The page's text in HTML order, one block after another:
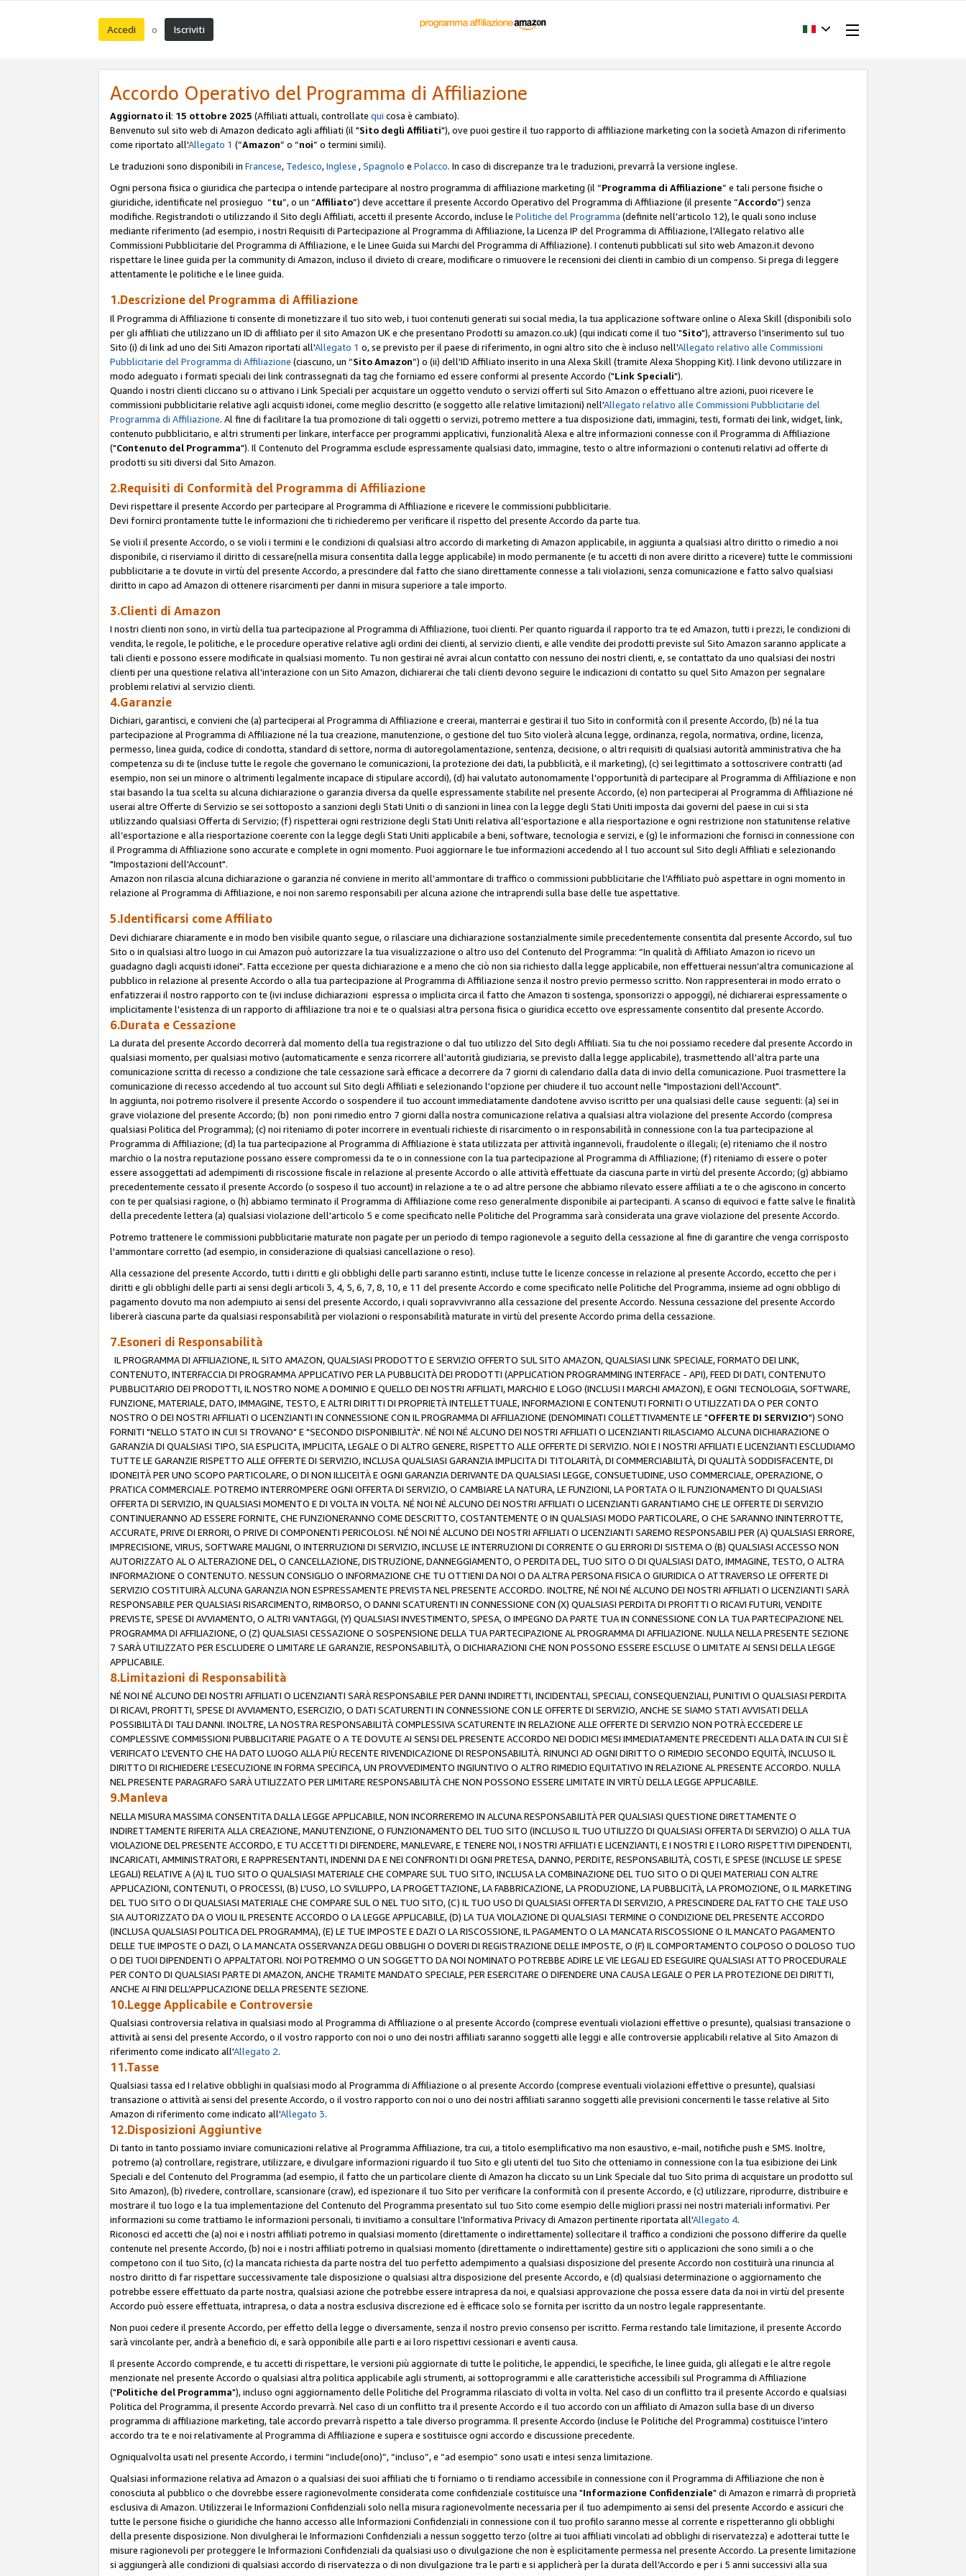
Accedi o Iscriviti
Accordo Operativo del Programma di Affiliazione
Aggiornato il: 15 ottobre 2025 (Affiliati attuali, controllate qui cosa è cambiato).
Benvenuto sul sito web di Amazon dedicato agli affiliati (il "Sito degli Affiliati"), ove puoi gestire il tuo rapporto di affiliazione marketing con la società Amazon di riferimento
come riportato all'Allegato 1 (“Amazon” o “noi” o termini simili).
Le traduzioni sono disponibili in Francese, Tedesco,Inglese ,Spagnolo e Polacco. In caso di discrepanze tra le traduzioni, prevarrà la versione inglese.
Ogni persona fisica o giuridica che partecipa o intende partecipare al nostro programma di affiliazione marketing (il “Programma di Affiliazione” e tali persone fisiche o
giuridiche, identificate nel prosieguo “tu”, o un “Affiliato”) deve accettare il presente Accordo Operativo del Programma di Affiliazione (il presente “Accordo”) senza
modifiche. Registrandoti o utilizzando il Sito degli Affiliati, accetti il presente Accordo, incluse le Politiche del Programma (definite nell'articolo 12), le quali sono incluse
mediante riferimento (ad esempio, i nostri Requisiti di Partecipazione al Programma di Affiliazione, la Licenza IP del Programma di Affiliazione, l'Allegato relativo alle
Commissioni Pubblicitarie del Programma di Affiliazione, e le Linee Guida sui Marchi del Programma di Affiliazione). I contenuti pubblicati sul sito web Amazon.it devono
rispettare le linee guida per la community di Amazon, incluso il divieto di creare, modificare o rimuovere le recensioni dei clienti in cambio di un compenso. Si prega di leggere
attentamente le politiche e le linee guida.
1.Descrizione del Programma di Affiliazione
Il Programma di Affiliazione ti consente di monetizzare il tuo sito web, i tuoi contenuti generati sui social media, la tua applicazione software online o Alexa Skill (disponibili solo
per gli affiliati che utilizzano un ID di affiliato per il sito Amazon UK e che presentano Prodotti su amazon.co.uk) (qui indicati come il tuo "Sito"), attraverso l'inserimento sul tuo
Sito (i) di link ad uno dei Siti Amazon riportati all'Allegato 1 o, se previsto per il paese di riferimento, in ogni altro sito che è incluso nell'Allegato relativo alle Commissioni
Pubblicitarie del Programma di Affiliazione (ciascuno, un “Sito Amazon”) o (ii) dell'ID Affiliato inserito in una Alexa Skill (tramite Alexa Shopping Kit). I link devono utilizzare in
modo adeguato i formati speciali dei link contrassegnati da tag che forniamo ed essere conformi al presente Accordo ("Link Speciali").
Quando i nostri clienti cliccano su o attivano i Link Speciali per acquistare un oggetto venduto o servizi offerti sul Sito Amazon o effettuano altre azioni, puoi ricevere le
commissioni pubblicitarie relative agli acquisti idonei, come meglio descritto (e soggetto alle relative limitazioni) nell'Allegato relativo alle Commissioni Pubblicitarie del
Programma di Affiliazione. Al fine di facilitare la tua promozione di tali oggetti o servizi, potremo mettere a tua disposizione dati, immagini, testi, formati dei link, widget, link,
contenuto pubblicitario, e altri strumenti per linkare, interfacce per programmi applicativi, funzionalità Alexa e altre informazioni connesse con il Programma di Affiliazione
("Contenuto del Programma"). Il Contenuto del Programma esclude espressamente qualsiasi dato, immagine, testo o altre informazioni o contenuti relativi ad offerte di
prodotti su siti diversi dal Sito Amazon.
2.Requisiti di Conformità del Programma di Affiliazione
Devi rispettare il presente Accordo per partecipare al Programma di Affiliazione e ricevere le commissioni pubblicitarie.
Devi fornirci prontamente tutte le informazioni che ti richiederemo per verificare il rispetto del presente Accordo da parte tua.
Se violi il presente Accordo, o se violi i termini e le condizioni di qualsiasi altro accordo di marketing di Amazon applicabile, in aggiunta a qualsiasi altro diritto o rimedio a noi
disponibile, ci riserviamo il diritto di cessare(nella misura consentita dalla legge applicabile) in modo permanente (e tu accetti di non avere diritto a ricevere) tutte le commissioni
pubblicitarie a te dovute in virtù del presente Accordo, a prescindere dal fatto che siano direttamente connesse a tali violazioni, senza comunicazione e fatto salvo qualsiasi
diritto in capo ad Amazon di ottenere risarcimenti per danni in misura superiore a tale importo.
3.Clienti di Amazon
I nostri clienti non sono, in virtù della tua partecipazione al Programma di Affiliazione, tuoi clienti. Per quanto riguarda il rapporto tra te ed Amazon, tutti i prezzi, le condizioni di
vendita, le regole, le politiche, e le procedure operative relative agli ordini dei clienti, al servizio clienti, e alle vendite dei prodotti previste sul Sito Amazon saranno applicate a
tali clienti e possono essere modificate in qualsiasi momento. Tu non gestirai né avrai alcun contatto con nessuno dei nostri clienti, e, se contattato da uno qualsiasi dei nostri
clienti per una questione relativa all'interazione con un Sito Amazon, dichiarerai che tali clienti devono seguire le indicazioni di contatto su quel Sito Amazon per segnalare
problemi relativi al servizio clienti.
4.Garanzie
Dichiari, garantisci, e convieni che (a) parteciperai al Programma di Affiliazione e creerai, manterrai e gestirai il tuo Sito in conformità con il presente Accordo, (b) né la tua
partecipazione al Programma di Affiliazione né la tua creazione, manutenzione, o gestione del tuo Sito violerà alcuna legge, ordinanza, regola, normativa, ordine, licenza,
permesso, linea guida, codice di condotta, standard di settore, norma di autoregolamentazione, sentenza, decisione, o altri requisiti di qualsiasi autorità amministrativa che ha
competenza su di te (incluse tutte le regole che governano le comunicazioni, la protezione dei dati, la pubblicità, e il marketing), (c) sei legittimato a sottoscrivere contratti (ad
esempio, non sei un minore o altrimenti legalmente incapace di stipulare accordi), (d) hai valutato autonomamente l'opportunità di partecipare al Programma di Affiliazione e non
stai basando la tua scelta su alcuna dichiarazione o garanzia diversa da quelle espressamente stabilite nel presente Accordo, (e) non parteciperai al Programma di Affiliazione né
userai altre Offerte di Servizio se sei sottoposto a sanzioni degli Stati Uniti o di sanzioni in linea con la legge degli Stati Uniti imposta dai governi del paese in cui si sta
utilizzando qualsiasi Offerta di Servizio; (f) rispetterai ogni restrizione degli Stati Uniti relativa all'esportazione e alla riesportazione e ogni restrizione non statunitense relative
all’esportazione e alla riesportazione coerente con la legge degli Stati Uniti applicabile a beni, software, tecnologia e servizi, e (g) le informazioni che fornisci in connessione con
il Programma di Affiliazione sono accurate e complete in ogni momento. Puoi aggiornare le tue informazioni accedendo al l tuo account sul Sito degli Affiliati e selezionando
"Impostazioni dell'Account".
Amazon non rilascia alcuna dichiarazione o garanzia né conviene in merito all'ammontare di traffico o commissioni pubblicitarie che l'Affiliato può aspettare in ogni momento in
relazione al Programma di Affiliazione, e noi non saremo responsabili per alcuna azione che intraprendi sulla base delle tue aspettative.
5.Identificarsi come Affiliato
Devi dichiarare chiaramente e in modo ben visibile quanto segue, o rilasciare una dichiarazione sostanzialmente simile precedentemente consentita dal presente Accordo, sul tuo
Sito o in qualsiasi altro luogo in cui Amazon può autorizzare la tua visualizzazione o altro uso del Contenuto del Programma: “In qualità di Affiliato Amazon io ricevo un
guadagno dagli acquisti idonei". Fatta eccezione per questa dichiarazione e a meno che ciò non sia richiesto dalla legge applicabile, non effettuerai nessun’altra comunicazione al
pubblico in relazione al presente Accordo o alla tua partecipazione al Programma di Affiliazione senza il nostro previo permesso scritto. Non rappresenterai in modo errato o
enfatizzerai il nostro rapporto con te (ivi incluse dichiarazioni espressa o implicita circa il fatto che Amazon ti sostenga, sponsorizzi o appoggi), né dichiarerai espressamente o
implicitamente l'esistenza di un rapporto di affiliazione tra noi e te o qualsiasi altra persona fisica o giuridica eccetto ove espressamente consentito dal presente Accordo.
6.Durata e Cessazione
La durata del presente Accordo decorrerà dal momento della tua registrazione o dal tuo utilizzo del Sito degli Affiliati. Sia tu che noi possiamo recedere dal presente Accordo in
qualsiasi momento, per qualsiasi motivo (automaticamente e senza ricorrere all'autorità giudiziaria, se previsto dalla legge applicabile), trasmettendo all'altra parte una
comunicazione scritta di recesso a condizione che tale cessazione sarà efficace a decorrere da 7 giorni di calendario dalla data di invio della comunicazione. Puoi trasmettere la
comunicazione di recesso accedendo al tuo account sul Sito degli Affiliati e selezionando l'opzione per chiudere il tuo account nelle "Impostazioni dell'Account".
In aggiunta, noi potremo risolvere il presente Accordo o sospendere il tuo account immediatamente dandotene avviso iscritto per una qualsiasi delle cause seguenti: (a) sei in
grave violazione del presente Accordo; (b) non poni rimedio entro 7 giorni dalla nostra comunicazione relativa a qualsiasi altra violazione del presente Accordo (compresa
qualsiasi Politica del Programma); (c) noi riteniamo di poter incorrere in eventuali richieste di risarcimento o in responsabilità in connessione con la tua partecipazione al
Programma di Affiliazione; (d) la tua partecipazione al Programma di Affiliazione è stata utilizzata per attività ingannevoli, fraudolente o illegali; (e) riteniamo che il nostro
marchio o la nostra reputazione possano essere compromessi da te o in connessione con la tua partecipazione al Programma di Affiliazione; (f) riteniamo di essere o poter
essere assoggettati ad adempimenti di riscossione fiscale in relazione al presente Accordo o alle attività effettuate da ciascuna parte in virtù del presente Accordo; (g) abbiamo
precedentemente cessato il presente Accordo (o sospeso il tuo account) in relazione a te o ad altre persone che abbiamo rilevato essere affiliati a te o che agiscono in concerto
con te per qualsiasi ragione, o (h) abbiamo terminato il Programma di Affiliazione come reso generalmente disponibile ai partecipanti. A scanso di equivoci e fatte salve le finalità
della precedente lettera (a) qualsiasi violazione dell'articolo 5 e come specificato nelle Politiche del Programma sarà considerata una grave violazione del presente Accordo.
Potremo trattenere le commissioni pubblicitarie maturate non pagate per un periodo di tempo ragionevole a seguito della cessazione al fine di garantire che venga corrisposto
l'ammontare corretto (ad esempio, in considerazione di qualsiasi cancellazione o reso).
Alla cessazione del presente Accordo, tutti i diritti e gli obblighi delle parti saranno estinti, incluse tutte le licenze concesse in relazione al presente Accordo, eccetto che per i
diritti e gli obblighi delle parti ai sensi degli articoli 3, 4, 5, 6, 7, 8, 10, e 11 del presente Accordo e come specificato nelle Politiche del Programma, insieme ad ogni obbligo di
pagamento dovuto ma non adempiuto ai sensi del presente Accordo, i quali sopravvivranno alla cessazione del presente Accordo. Nessuna cessazione del presente Accordo
libererà ciascuna parte da qualsiasi responsabilità per violazioni o responsabilità maturate in virtù del presente Accordo prima della cessazione.
7.Esoneri di Responsabilità
IL PROGRAMMA DI AFFILIAZIONE, IL SITO AMAZON, QUALSIASI PRODOTTO E SERVIZIO OFFERTO SUL SITO AMAZON, QUALSIASI LINK SPECIALE, FORMATO DEI LINK,
CONTENUTO, INTERFACCIA DI PROGRAMMA APPLICATIVO PER LA PUBBLICITÀ DEI PRODOTTI (APPLICATION PROGRAMMING INTERFACE - API), FEED DI DATI, CONTENUTO
PUBBLICITARIO DEI PRODOTTI, IL NOSTRO NOME A DOMINIO E QUELLO DEI NOSTRI AFFILIATI, MARCHIO E LOGO (INCLUSI I MARCHI AMAZON), E OGNI TECNOLOGIA, SOFTWARE,
FUNZIONE, MATERIALE, DATO, IMMAGINE, TESTO, E ALTRI DIRITTI DI PROPRIETÀ INTELLETTUALE, INFORMAZIONI E CONTENUTI FORNITI O UTILIZZATI DA O PER CONTO
NOSTRO O DEI NOSTRI AFFILIATI O LICENZIANTI IN CONNESSIONE CON IL PROGRAMMA DI AFFILIAZIONE (DENOMINATI COLLETTIVAMENTE LE "OFFERTE DI SERVIZIO") SONO
FORNITI "NELLO STATO IN CUI SI TROVANO" E "SECONDO DISPONIBILITÀ". NÉ NOI NÉ ALCUNO DEI NOSTRI AFFILIATI O LICENZIANTI RILASCIAMO ALCUNA DICHIARAZIONE O
GARANZIA DI QUALSIASI TIPO, SIA ESPLICITA, IMPLICITA, LEGALE O DI ALTRO GENERE, RISPETTO ALLE OFFERTE DI SERVIZIO. NOI E I NOSTRI AFFILIATI E LICENZIANTI ESCLUDIAMO
TUTTE LE GARANZIE RISPETTO ALLE OFFERTE DI SERVIZIO, INCLUSA QUALSIASI GARANZIA IMPLICITA DI TITOLARITÀ, DI COMMERCIABILITÀ, DI QUALITÀ SODDISFACENTE, DI
IDONEITÀ PER UNO SCOPO PARTICOLARE, O DI NON ILLICEITÀ E OGNI GARANZIA DERIVANTE DA QUALSIASI LEGGE, CONSUETUDINE, USO COMMERCIALE, OPERAZIONE, O
PRATICA COMMERCIALE. POTREMO INTERROMPERE OGNI OFFERTA DI SERVIZIO, O CAMBIARE LA NATURA, LE FUNZIONI, LA PORTATA O IL FUNZIONAMENTO DI QUALSIASI
OFFERTA DI SERVIZIO, IN QUALSIASI MOMENTO E DI VOLTA IN VOLTA. NÉ NOI NÉ ALCUNO DEI NOSTRI AFFILIATI O LICENZIANTI GARANTIAMO CHE LE OFFERTE DI SERVIZIO
CONTINUERANNO AD ESSERE FORNITE, CHE FUNZIONERANNO COME DESCRITTO, COSTANTEMENTE O IN QUALSIASI MODO PARTICOLARE, O CHE SARANNO ININTERROTTE,
ACCURATE, PRIVE DI ERRORI, O PRIVE DI COMPONENTI PERICOLOSI. NÉ NOI NÉ ALCUNO DEI NOSTRI AFFILIATI O LICENZIANTI SAREMO RESPONSABILI PER (A) QUALSIASI ERRORE,
IMPRECISIONE, VIRUS, SOFTWARE MALIGNI, O INTERRUZIONI DI SERVIZIO, INCLUSE LE INTERRUZIONI DI CORRENTE O GLI ERRORI DI SISTEMA O (B) QUALSIASI ACCESSO NON
AUTORIZZATO AL O ALTERAZIONE DEL, O CANCELLAZIONE, DISTRUZIONE, DANNEGGIAMENTO, O PERDITA DEL, TUO SITO O DI QUALSIASI DATO, IMMAGINE, TESTO, O ALTRA
INFORMAZIONE O CONTENUTO. NESSUN CONSIGLIO O INFORMAZIONE CHE TU OTTIENI DA NOI O DA ALTRA PERSONA FISICA O GIURIDICA O ATTRAVERSO LE OFFERTE DI
SERVIZIO COSTITUIRÀ ALCUNA GARANZIA NON ESPRESSAMENTE PREVISTA NEL PRESENTE ACCORDO. INOLTRE, NÉ NOI NÉ ALCUNO DEI NOSTRI AFFILIATI O LICENZIANTI SARÀ
RESPONSABILE PER QUALSIASI RISARCIMENTO, RIMBORSO, O DANNI SCATURENTI IN CONNESSIONE CON (X) QUALSIASI PERDITA DI PROFITTI O RICAVI FUTURI, VENDITE
PREVISTE, SPESE DI AVVIAMENTO, O ALTRI VANTAGGI, (Y) QUALSIASI INVESTIMENTO, SPESA, O IMPEGNO DA PARTE TUA IN CONNESSIONE CON LA TUA PARTECIPAZIONE NEL
PROGRAMMA DI AFFILIAZIONE, O (Z) QUALSIASI CESSAZIONE O SOSPENSIONE DELLA TUA PARTECIPAZIONE AL PROGRAMMA DI AFFILIAZIONE. NULLA NELLA PRESENTE SEZIONE
7 SARÀ UTILIZZATO PER ESCLUDERE O LIMITARE LE GARANZIE, RESPONSABILITÀ, O DICHIARAZIONI CHE NON POSSONO ESSERE ESCLUSE O LIMITATE AI SENSI DELLA LEGGE
APPLICABILE.
8.Limitazioni di Responsabilità
NÉ NOI NÉ ALCUNO DEI NOSTRI AFFILIATI O LICENZIANTI SARÀ RESPONSABILE PER DANNI INDIRETTI, INCIDENTALI, SPECIALI, CONSEQUENZIALI, PUNITIVI O QUALSIASI PERDITA
DI RICAVI, PROFITTI, SPESE DI AVVIAMENTO, ESERCIZIO, O DATI SCATURENTI IN CONNESSIONE CON LE OFFERTE DI SERVIZIO, ANCHE SE SIAMO STATI AVVISATI DELLA
POSSIBILITÀ DI TALI DANNI. INOLTRE, LA NOSTRA RESPONSABILITÀ COMPLESSIVA SCATURENTE IN RELAZIONE ALLE OFFERTE DI SERVIZIO NON POTRÀ ECCEDERE LE
COMPLESSIVE COMMISSIONI PUBBLICITARIE PAGATE O A TE DOVUTE AI SENSI DEL PRESENTE ACCORDO NEI DODICI MESI IMMEDIATAMENTE PRECEDENTI ALLA DATA IN CUI SI È
VERIFICATO L'EVENTO CHE HA DATO LUOGO ALLA PIÙ RECENTE RIVENDICAZIONE DI RESPONSABILITÀ. RINUNCI AD OGNI DIRITTO O RIMEDIO SECONDO EQUITÀ, INCLUSO IL
DIRITTO DI RICHIEDERE L'ESECUZIONE IN FORMA SPECIFICA, UN PROVVEDIMENTO INGIUNTIVO O ALTRO RIMEDIO EQUITATIVO IN RELAZIONE AL PRESENTE ACCORDO. NULLA
NEL PRESENTE PARAGRAFO SARÀ UTILIZZATO PER LIMITARE RESPONSABILITÀ CHE NON POSSONO ESSERE LIMITATE IN VIRTÙ DELLA LEGGE APPLICABILE.
9.Manleva
NELLA MISURA MASSIMA CONSENTITA DALLA LEGGE APPLICABILE, NON INCORREREMO IN ALCUNA RESPONSABILITÀ PER QUALSIASI QUESTIONE DIRETTAMENTE O
INDIRETTAMENTE RIFERITA ALLA CREAZIONE, MANUTENZIONE, O FUNZIONAMENTO DEL TUO SITO (INCLUSO IL TUO UTILIZZO DI QUALSIASI OFFERTA DI SERVIZIO) O ALLA TUA
VIOLAZIONE DEL PRESENTE ACCORDO, E TU ACCETTI DI DIFENDERE, MANLEVARE, E TENERE NOI, I NOSTRI AFFILIATI E LICENZIANTI, E I NOSTRI E I LORO RISPETTIVI DIPENDENTI,
INCARICATI, AMMINISTRATORI, E RAPPRESENTANTI, INDENNI DA E NEI CONFRONTI DI OGNI PRETESA, DANNO, PERDITE, RESPONSABILITÀ, COSTI, E SPESE (INCLUSE LE SPESE
LEGALI) RELATIVE A (A) IL TUO SITO O QUALSIASI MATERIALE CHE COMPARE SUL TUO SITO, INCLUSA LA COMBINAZIONE DEL TUO SITO O DI QUEI MATERIALI CON ALTRE
APPLICAZIONI, CONTENUTI, O PROCESSI, (B) L'USO, LO SVILUPPO, LA PROGETTAZIONE, LA FABBRICAZIONE, LA PRODUZIONE, LA PUBBLICITÀ, LA PROMOZIONE, O IL MARKETING
DEL TUO SITO O DI QUALSIASI MATERIALE CHE COMPARE SUL O NEL TUO SITO, (C) IL TUO USO DI QUALSIASI OFFERTA DI SERVIZIO, A PRESCINDERE DAL FATTO CHE TALE USO
SIA AUTORIZZATO DA O VIOLI IL PRESENTE ACCORDO O LA LEGGE APPLICABILE, (D) LA TUA VIOLAZIONE DI QUALSIASI TERMINE O CONDIZIONE DEL PRESENTE ACCORDO
(INCLUSA QUALSIASI POLITICA DEL PROGRAMMA), (E) LE TUE IMPOSTE E DAZI O LA RISCOSSIONE, IL PAGAMENTO O LA MANCATA RISCOSSIONE O IL MANCATO PAGAMENTO
DELLE TUE IMPOSTE O DAZI, O LA MANCATA OSSERVANZA DEGLI OBBLIGHI O DOVERI DI REGISTRAZIONE DELLE IMPOSTE, O (F) IL COMPORTAMENTO COLPOSO O DOLOSO TUO
O DEI TUOI DIPENDENTI O APPALTATORI. NOI POTREMMO O UN SOGGETTO DA NOI NOMINATO POTREBBE ADIRE LE VIE LEGALI ED ESEGUIRE QUALSIASI ATTO PROCEDURALE
PER CONTO DI QUALSIASI PARTE DI AMAZON, ANCHE TRAMITE MANDATO SPECIALE, PER ESERCITARE O DIFENDERE UNA CAUSA LEGALE O PER LA PROTEZIONE DEI DIRITTI,
ANCHE AI FINI DELL’APPLICAZIONE DELLA PRESENTE SEZIONE.
10.Legge Applicabile e Controversie
Qualsiasi controversia relativa in qualsiasi modo al Programma di Affiliazione o al presente Accordo (comprese eventuali violazioni effettive o presunte), qualsiasi transazione o
attività ai sensi del presente Accordo, o il vostro rapporto con noi o uno dei nostri affiliati saranno soggetti alle leggi e alle controversie applicabili relative al Sito Amazon di
riferimento come indicato all'Allegato 2.
11.Tasse
Qualsiasi tassa ed I relative obblighi in qualsiasi modo al Programma di Affiliazione o al presente Accordo (comprese eventuali violazioni effettive o presunte), qualsiasi
transazione o attività ai sensi del presente Accordo, o il vostro rapporto con noi o uno dei nostri affiliati saranno soggetti alle previsioni concernenti le tasse relative al Sito
Amazon di riferimento come indicato all'Allegato 3.
12.Disposizioni Aggiuntive
Di tanto in tanto possiamo inviare comunicazioni relative al Programma Affiliazione, tra cui, a titolo esemplificativo ma non esaustivo, e-mail, notifiche push e SMS. Inoltre,
potremo (a) controllare, registrare, utilizzare, e divulgare informazioni riguardo il tuo Sito e gli utenti del tuo Sito che otteniamo in connessione con la tua esibizione dei Link
Speciali e del Contenuto del Programma (ad esempio, il fatto che un particolare cliente di Amazon ha cliccato su un Link Speciale dal tuo Sito prima di acquistare un prodotto sul
Sito Amazon), (b) rivedere, controllare, scansionare (craw), ed ispezionare il tuo Sito per verificare la conformità con il presente Accordo, e (c) utilizzare, riprodurre, distribuire e
mostrare il tuo logo e la tua implementazione del Contenuto del Programma presentato sul tuo Sito come esempio delle migliori prassi nei nostri materiali informativi. Per
informazioni su come trattiamo le informazioni personali, ti invitiamo a consultare l'Informativa Privacy di Amazon pertinente riportata all'Allegato 4.
Riconosci ed accetti che (a) noi e i nostri affiliati potremo in qualsiasi momento (direttamente o indirettamente) sollecitare il traffico a condizioni che possono differire da quelle
contenute nel presente Accordo, (b) noi e i nostri affiliati potremo in qualsiasi momento (direttamente o indirettamente) gestire siti o applicazioni che sono simili a o che
competono con il tuo Sito, (c) la mancata richiesta da parte nostra del tuo perfetto adempimento a qualsiasi disposizione del presente Accordo non costituirà una rinuncia al
nostro diritto di far rispettare successivamente tale disposizione o qualsiasi altra disposizione del presente Accordo, e (d) qualsiasi determinazione o aggiornamento che
potrebbe essere effettuato da parte nostra, qualsiasi azione che potrebbe essere intrapresa da noi, e qualsiasi approvazione che possa essere data da noi in virtù del presente
Accordo può essere effettuata, intrapresa, o data a nostra esclusiva discrezione ed è efficace solo se fornita per iscritto da un nostro legale rappresentante.
Non puoi cedere il presente Accordo, per effetto della legge o diversamente, senza il nostro previo consenso per iscritto. Ferma restando tale limitazione, il presente Accordo
sarà vincolante per, andrà a beneficio di, e sarà opponibile alle parti e ai loro rispettivi cessionari e aventi causa.
Il presente Accordo comprende, e tu accetti di rispettare, le versioni più aggiornate di tutte le politiche, le appendici, le specifiche, le linee guida, gli allegati e le altre regole
menzionate nel presente Accordo o qualsiasi altra politica applicabile agli strumenti, ai sottoprogrammi e alle caratteristiche accessibili sul Programma di Affiliazione
("Politiche del Programma"), incluso ogni aggiornamento delle Politiche del Programma rilasciato di volta in volta. Nel caso di un conflitto tra il presente Accordo e qualsiasi
Politica del Programma, il presente Accordo prevarrà. Nel caso di un conflitto tra il presente Accordo e il tuo accordo con un affiliato di Amazon sulla base di un diverso
programma di affiliazione marketing, tale accordo prevarrà rispetto a tale diverso programma. Il presente Accordo (incluse le Politiche del Programma) costituisce l'intero
accordo tra te e noi relativamente al Programma di Affiliazione e supera e sostituisce ogni accordo e discussione precedente.
Ogniqualvolta usati nel presente Accordo, i termini “include(ono)”, “incluso”, e “ad esempio” sono usati e intesi senza limitazione.
Qualsiasi informazione relativa ad Amazon o a qualsiasi dei suoi affiliati che ti forniamo o ti rendiamo accessibile in connessione con il Programma di Affiliazione che non è
conosciuta al pubblico o che dovrebbe essere ragionevolmente considerata come confidenziale costituisce una "Informazione Confidenziale" di Amazon e rimarrà di proprietà
esclusiva di Amazon. Utilizzerai le Informazioni Confidenziali solo nella misura ragionevolmente necessaria per il tuo adempimento ai sensi del presente Accordo e assicuri che
tutte le persone fisiche o giuridiche che hanno accesso alle Informazioni Confidenziali in connessione con il tuo profilo saranno messe al corrente e rispetteranno gli obblighi
della presente disposizione. Non divulgherai le Informazioni Confidenziali a nessun soggetto terzo (oltre ai tuoi affiliati vincolati ad obblighi di riservatezza) e adotterai tutte le
misure ragionevoli per proteggere le Informazioni Confidenziali da qualsiasi uso o divulgazione che non è esplicitamente permessa nel presente Accordo. La presente limitazione
si aggiungerà alle condizioni di qualsiasi accordo di riservatezza o di non divulgazione tra le parti e si applicherà per la durata dell’Accordo e per i 5 anni successivi alla sua